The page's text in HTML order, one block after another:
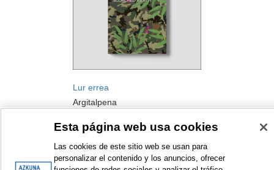
Lur errea
Argitalpena
Esta página web usa cookies
Las cookies de este sitio web se usan para
personalizar el contenido y los anuncios, ofrecer